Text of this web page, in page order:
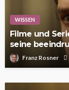
WISSEN
Filme und
seine
Franz Rosner